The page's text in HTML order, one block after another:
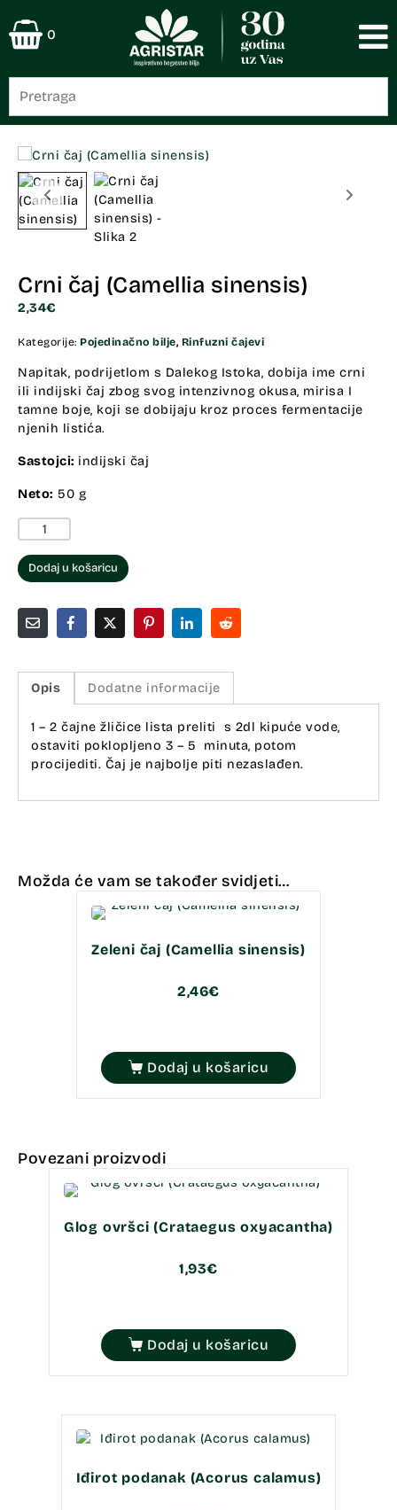
0
Crni čaj (Camellia sinensis)
2,34€
Kategorije: Pojedinačno bilje, Rinfuzni čajevi
Napitak, podrijetlom s Dalekog Istoka, dobija ime crni
ili indijski čaj zbog svog intenzivnog okusa, mirisa I
tamne boje, koji se dobijaju kroz proces fermentacije
njenih listića.
Sastojci: indijski čaj
Neto: 50 g
Dodaj u košaricu
Opis Dodatne informacije
1 – 2 čajne žličice lista preliti s 2dl kipuće vode,
ostaviti poklopljeno 3 – 5 minuta, potom
procijediti. Čaj je najbolje piti nezaslađen.
Možda će vam se također svidjeti…
Zeleni čaj (Camellia sinensis)
2,46€
Dodaj u košaricu
Povezani proizvodi
Glog ovršci (Crataegus oxyacantha)
1,93€
Dodaj u košaricu
Iđirot podanak (Acorus calamus)